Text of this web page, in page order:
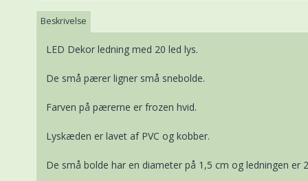
Beskrivelse
LED Dekor ledning med 20 led lys.
De små pærer ligner små snebolde.
Farven på pærerne er frozen hvid.
Lyskæden er lavet af PVC og kobber.
De små bolde har en diameter på 1,5 cm og ledningen er